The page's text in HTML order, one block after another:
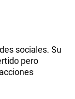
sociales. Su
pero